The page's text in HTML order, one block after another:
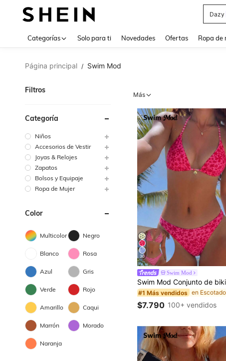
Categorías Solo para ti Novedades Ofertas Ropa de
Página principal / Swim Mod
Filtros
Categoría
Niños
Accesorios de Vestir
Joyas & Relojes
Zapatos
Bolsos y Equipaje
Ropa de Mujer
Color
Multicolor Negro
Blanco Rosa
Azul Gris
Verde Rojo
Amarillo Caqui
Marrón Morado
Naranja
Más
30
Swim Mod
#1 Más vendidos
$7.790 100+ vendidos